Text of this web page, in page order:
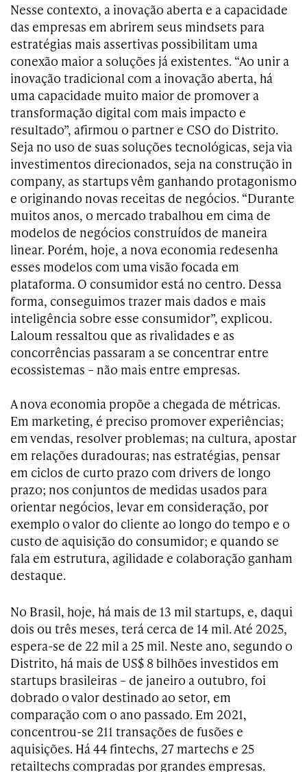
Nesse contexto, a inovação aberta e a capacidade
das empresas em abrirem seus mindsets para
estratégias mais assertivas possibilitam uma
conexão maior a soluções já existentes. “Ao unir a
inovação tradicional com a inovação aberta, há
uma capacidade muito maior de promover a
transformação digital com mais impacto e
resultado”, afirmou o partner e CSO do Distrito.
Seja no uso de suas soluções tecnológicas, seja via
investimentos direcionados, seja na construção in
company, as startups vêm ganhando protagonismo
e originando novas receitas de negócios. “Durante
muitos anos, o mercado trabalhou em cima de
modelos de negócios construídos de maneira
linear. Porém, hoje, a nova economia redesenha
esses modelos com uma visão focada em
plataforma. O consumidor está no centro. Dessa
forma, conseguimos trazer mais dados e mais
inteligência sobre esse consumidor”, explicou.
Laloum ressaltou que as rivalidades e as
concorrências passaram a se concentrar entre
ecossistemas – não mais entre empresas.
A nova economia propõe a chegada de métricas.
Em marketing, é preciso promover experiências;
em vendas, resolver problemas; na cultura, apostar
em relações duradouras; nas estratégias, pensar
em ciclos de curto prazo com drivers de longo
prazo; nos conjuntos de medidas usados para
orientar negócios, levar em consideração, por
exemplo o valor do cliente ao longo do tempo e o
custo de aquisição do consumidor; e quando se
fala em estrutura, agilidade e colaboração ganham
destaque.
No Brasil, hoje, há mais de 13 mil startups, e, daqui
dois ou três meses, terá cerca de 14 mil. Até 2025,
espera-se de 22 mil a 25 mil. Neste ano, segundo o
Distrito, há mais de US$ 8 bilhões investidos em
startups brasileiras – de janeiro a outubro, foi
dobrado o valor destinado ao setor, em
comparação com o ano passado. Em 2021,
concentrou-se 211 transações de fusões e
aquisições. Há 44 fintechs, 27 martechs e 25
retailtechs compradas por grandes empresas.